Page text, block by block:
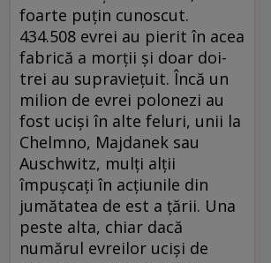
foarte puţin cunoscut.
434.508 evrei au pierit în acea
fabrică a morţii şi doar doi-
trei au supravieţuit. Încă un
milion de evrei polonezi au
fost ucişi în alte feluri, unii la
Chelmno, Majdanek sau
Auschwitz, mulţi alţii
împuşcaţi în acţiunile din
jumătatea de est a ţării. Una
peste alta, chiar dacă
numărul evreilor ucişi de